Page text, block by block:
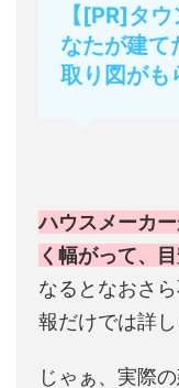
【[PR]タ
なたが建て
取り図がも
ハウスメーカ
く幅がって、
なるとなおさ
報だけでは詳
じゃぁ、実際